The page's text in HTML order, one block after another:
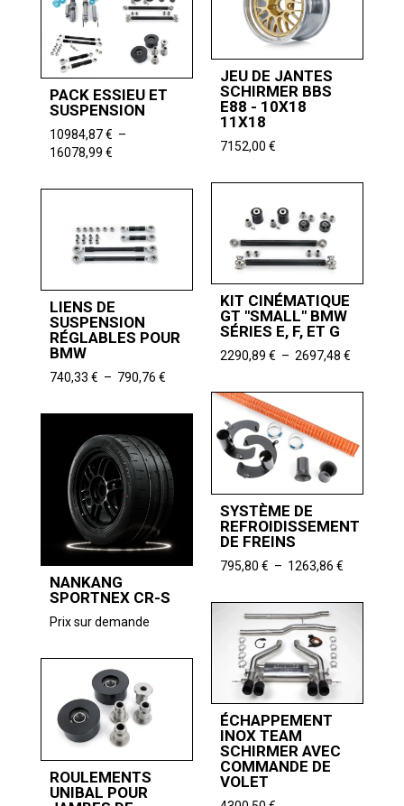
JEU DE JANTES
SCHIRMER BBS
E88 - 10X18
11X18
7152,00 €
PACK ESSIEU ET
SUSPENSION
10984,87€ –
16078,99 €Plage
prix :
à
16078,99 €
KIT CINÉMATIQUE
GT "SMALL" BMW
SÉRIES E, F, ET G
2290,89 € – 2697,48 €Plage
prix :
2697,48
LIENS DE
SUSPENSION
RÉGLABLES POUR
BMW
740,33 € – 790,76 €Plage
prix :
790,76 €
SYSTÈME DE
REFROIDISSEMENT
DE FREINS
795,80 € – 1263,86 €Plage
prix :
NANKANG
SPORTNEX CR-S
Prix sur demande
ÉCHAPPEMENT
INOX TEAM
SCHIRMER AVEC
COMMANDE DE
VOLET
ROULEMENTS
UNIBAL POUR